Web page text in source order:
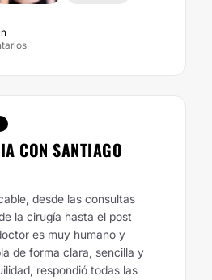
CON SANTIAGO
desde las consultas
la cirugía hasta el post
es muy humano y
de forma clara, sencilla y
respondió todas las